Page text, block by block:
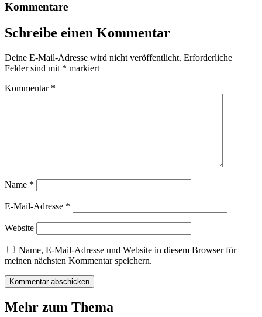
Kommentare
Schreibe einen Kommentar
Deine E-Mail-Adresse wird nicht veröffentlicht. Erforderliche
Felder sind mit * markiert
Kommentar *
Name *
E-Mail-Adresse *
Website
Name, E-Mail-Adresse und Website in diesem Browser für
meinen nächsten Kommentar speichern.
Mehr zum Thema